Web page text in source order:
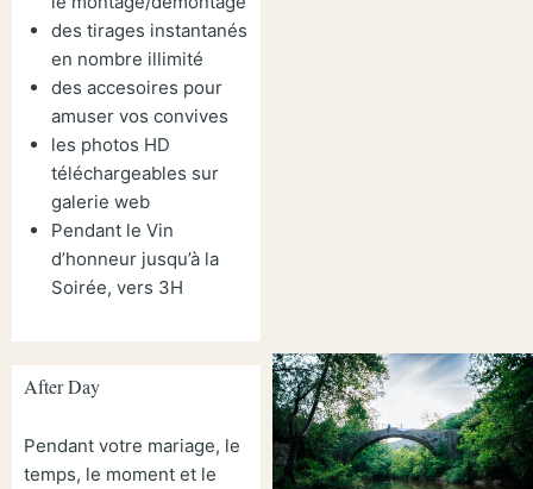
des tirages instantanés
en nombre illimité
des accesoires pour
amuser vos convives
les photos HD
téléchargeables sur
galerie web
Pendant le Vin
d’honneur jusqu’à la
Soirée, vers 3H
After Day
Pendant votre mariage, le
temps, le moment et le